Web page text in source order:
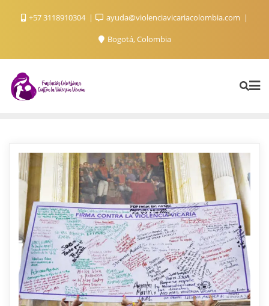
+57 3118910304
ayuda@violenciavicariacolombia.com
Bogotá, Colombia